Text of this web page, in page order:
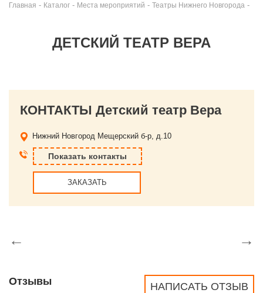
Главная - Каталог - Места мероприятий - Театры Нижнего Новгорода -
ДЕТСКИЙ ТЕАТР ВЕРА
КОНТАКТЫ Детский театр Вера
Нижний Новгород Мещерский б-р, д.10
Показать контакты
ЗАКАЗАТЬ
← →
НАПИСАТЬ ОТЗЫВ
Отзывы